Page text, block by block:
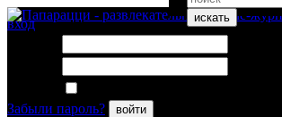
искать
вход
Забыли пароль?
войти